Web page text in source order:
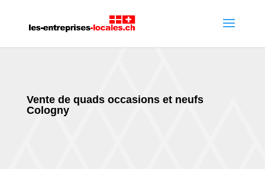
Vente de quads occasions et neufs
Cologny